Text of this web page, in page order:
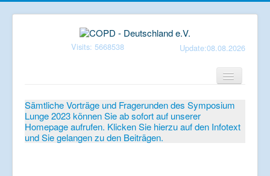
Visits: 5668538 Update:08.08.2026
Verein
Patientenbroschüren
Sämtliche Vorträge und Fragerunden des Symposium
Lunge 2023 können Sie ab sofort auf unserer
Homepage aufrufen. Klicken Sie hierzu auf den Infotext
und Sie gelangen zu den Beiträgen.